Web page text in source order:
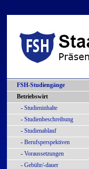
FSH-Studiengänge
Betriebswirt
- Studieninhalte
- Studienbeschreibung
- Studienablauf
- Berufsperspektiven
- Voraussetzungen
- Gebühr/-dauer